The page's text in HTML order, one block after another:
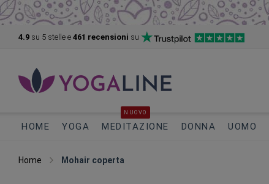
4.9 su 5 stelle e 461 recensioni su
HOME YOGA MEDITAZIONE
NUOVO
DONNA UOMO
Home Mohair coperta